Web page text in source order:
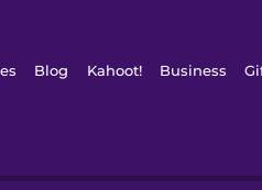
Blog Kahoot! Business